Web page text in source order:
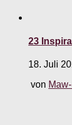
23
18. Juli
von